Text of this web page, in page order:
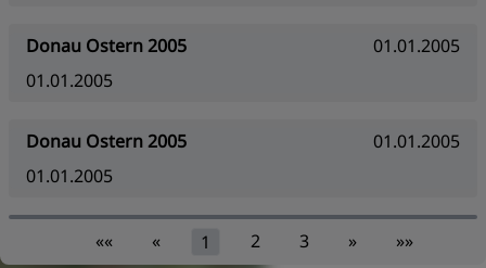
Donau Ostern 2005
01.01.2005
01.01.2005
Donau Ostern 2005
01.01.2005
01.01.2005
«« « 1 2 3 » »»